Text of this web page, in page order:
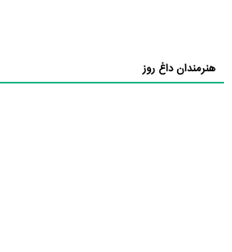
هنرمندان داغ روز